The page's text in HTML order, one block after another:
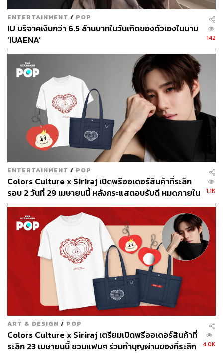
ENTERTAINMENT / POP
IU บริจาคเงินกว่า 6.5 ล้านบาทในวันเกิดของตัวเองในนาม
‘IUAENA’
142
ENTERTAINMENT / POP
Colors Culture x Siriraj เปิดพรีออเดอร์สินค้าที่ระลึก
รอบ 2 วันที่ 29 เมษายนนี้ หลังกระแสตอบรับดี หมดภายใน
24 ชั่วโมง ชวนแฟนๆ ร่วมบริจาคสมทบกองทุนห้องผ่าตัด
ศิริราช เนื่องในวันเกิด พีพี กฤษฏ์
1.1K
ART & DESIGN / POP
Colors Culture x Siriraj เตรียมเปิดพรีออเดอร์สินค้าที่
ระลึก 23 เมษายนนี้ ชวนแฟนๆ ร่วมทำบุญผ่านของที่ระลึก
4.0K